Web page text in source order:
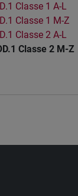
Classe 1 A-L
Classe 1 M-Z
Classe 2 A-L
Classe 2 M-Z